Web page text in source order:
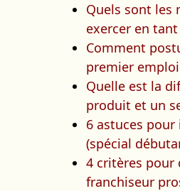
Quels sont les
exercer en
Comment
premier
Quelle est la
produit et un
6 astuces
(spécial
4 critères pour
franchiseur